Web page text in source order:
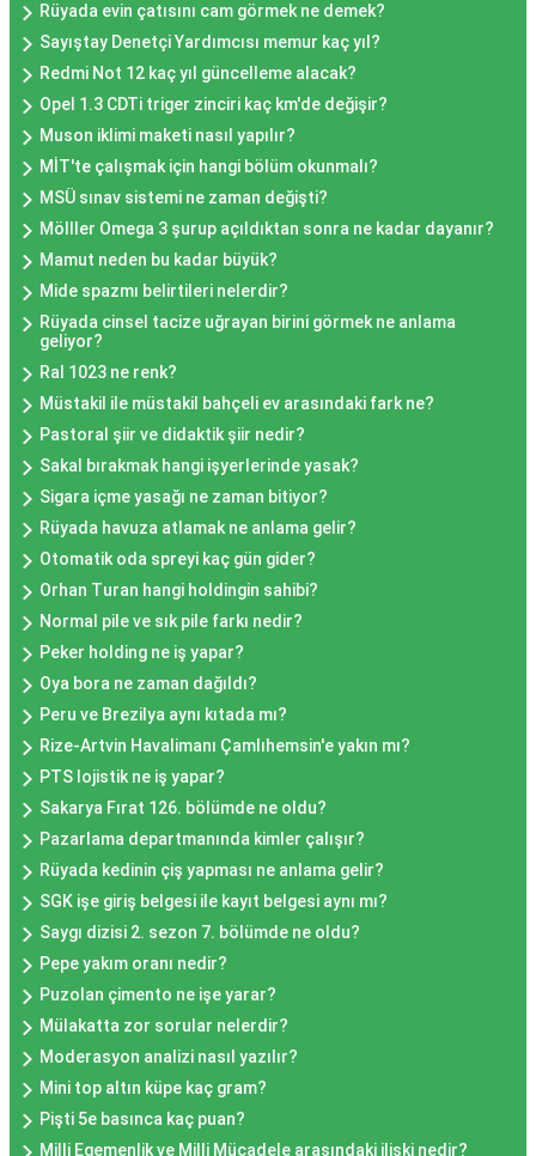
Rüyada evin çatısını cam görmek ne demek?
Sayıştay Denetçi Yardımcısı memur kaç yıl?
Redmi Not 12 kaç yıl güncelleme alacak?
Opel 1.3 CDTi triger zinciri kaç km'de değişir?
Muson iklimi maketi nasıl yapılır?
MİT'te çalışmak için hangi bölüm okunmalı?
MSÜ sınav sistemi ne zaman değişti?
Mölller Omega 3 şurup açıldıktan sonra ne kadar dayanır?
Mamut neden bu kadar büyük?
Mide spazmı belirtileri nelerdir?
Rüyada cinsel tacize uğrayan birini görmek ne anlama
geliyor?
Ral 1023 ne renk?
Müstakil ile müstakil bahçeli ev arasındaki fark ne?
Pastoral şiir ve didaktik şiir nedir?
Sakal bırakmak hangi işyerlerinde yasak?
Sigara içme yasağı ne zaman bitiyor?
Rüyada havuza atlamak ne anlama gelir?
Otomatik oda spreyi kaç gün gider?
Orhan Turan hangi holdingin sahibi?
Normal pile ve sık pile farkı nedir?
Peker holding ne iş yapar?
Oya bora ne zaman dağıldı?
Peru ve Brezilya aynı kıtada mı?
Rize-Artvin Havalimanı Çamlıhemsin'e yakın mı?
PTS lojistik ne iş yapar?
Sakarya Fırat 126. bölümde ne oldu?
Pazarlama departmanında kimler çalışır?
Rüyada kedinin çiş yapması ne anlama gelir?
SGK işe giriş belgesi ile kayıt belgesi aynı mı?
Saygı dizisi 2. sezon 7. bölümde ne oldu?
Pepe yakım oranı nedir?
Puzolan çimento ne işe yarar?
Mülakatta zor sorular nelerdir?
Moderasyon analizi nasıl yazılır?
Mini top altın küpe kaç gram?
Pişti 5e basınca kaç puan?
Milli Egemenlik ve Milli Mücadele arasındaki ilişki nedir?